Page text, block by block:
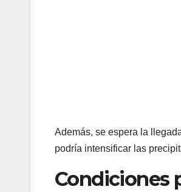
Además, se espera la
podría intensificar las
Condiciones